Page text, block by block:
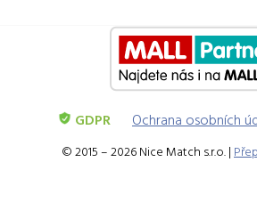
GDPR Ochrana osobních
© 2015 – 2026 Nice Match s.r.o. |